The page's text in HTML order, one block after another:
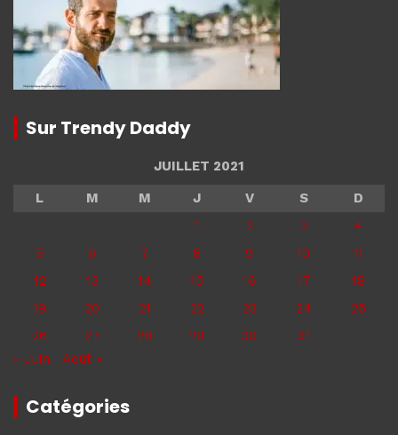
Sur Trendy Daddy
JUILLET 2021
L
M M J V S
D
1
2 3
4
5
6 7 8 9 10
11
12
13 14 15 16 17
18
19
20 21 22 23 24
25
26
27 28 29 30
31
« Juin
Août »
Catégories